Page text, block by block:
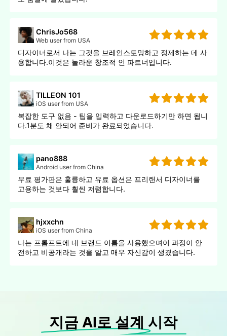
ChrisJo568
Web user from USA
디자이너로서 나는 그것을 브레인스토밍하고 정제하는 데 사
용합니다.이것은 놀라운 창조적 인 파트너입니다.
TILLEON 101
iOS user from USA
복잡한 도구 없음 - 팁을 입력하고 다운로드하기만 하면 됩니
다.1분도 채 안되어 준비가 완료되었습니다.
pano888
Android user from China
무료 평가판은 훌륭하고 유료 옵션은 프리랜서 디자이너를
고용하는 것보다 훨씬 저렴합니다.
hjxxchn
iOS user from China
나는 프롬프트에 내 브랜드 이름을 사용했으며이 과정이 안
전하고 비공개라는 것을 알고 매우 자신감이 생겼습니다.
지금 AI로 설계 시작